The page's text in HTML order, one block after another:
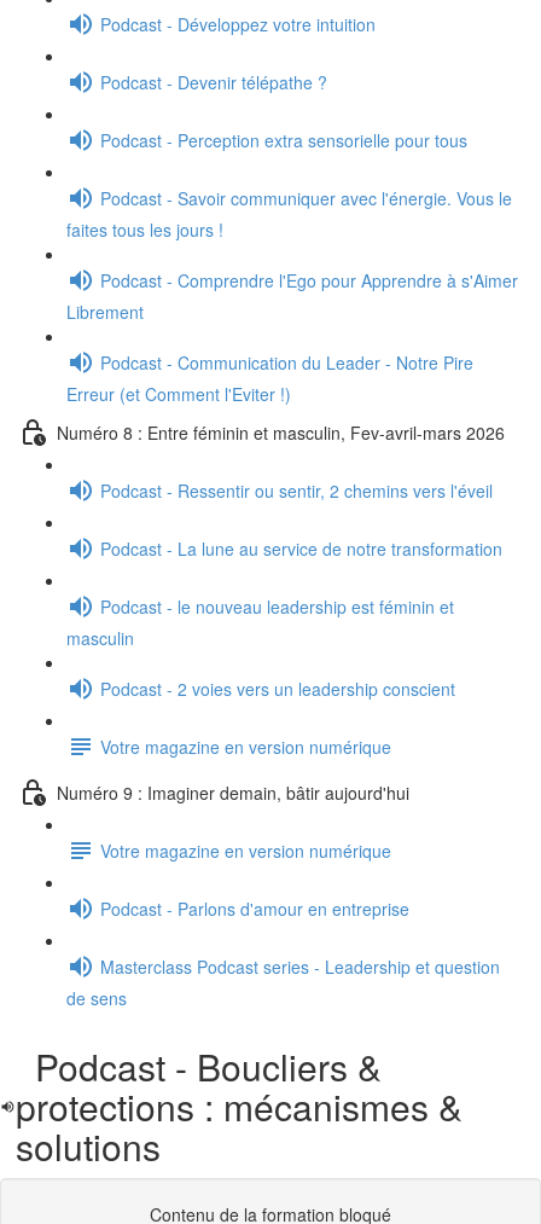
Podcast - Développez votre intuition
Podcast - Devenir télépathe ?
Podcast - Perception extra sensorielle pour tous
Podcast - Savoir communiquer avec l'énergie. Vous le
faites tous les jours !
Podcast - Comprendre l'Ego pour Apprendre à s'Aimer
Librement
Podcast - Communication du Leader - Notre Pire
Erreur (et Comment l'Eviter !)
Numéro 8 : Entre féminin et masculin, Fev-avril-mars 2026
Podcast - Ressentir ou sentir, 2 chemins vers l'éveil
Podcast - La lune au service de notre transformation
Podcast - le nouveau leadership est féminin et
masculin
Podcast - 2 voies vers un leadership conscient
Votre magazine en version numérique
Numéro 9 : Imaginer demain, bâtir aujourd'hui
Votre magazine en version numérique
Podcast - Parlons d'amour en entreprise
Masterclass Podcast series - Leadership et question
de sens
Podcast - Boucliers &
protections : mécanismes &
solutions
Contenu de la formation bloqué